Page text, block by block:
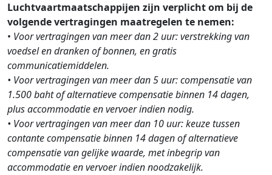
Luchtvaartmaatschappijen zijn verplicht om bij de
volgende vertragingen maatregelen te nemen:
• Voor vertragingen van meer dan 2 uur: verstrekking van
voedsel en dranken of bonnen, en gratis
communicatiemiddelen.
• Voor vertragingen van meer dan 5 uur: compensatie van
1.500 baht of alternatieve compensatie binnen 14 dagen,
plus accommodatie en vervoer indien nodig.
• Voor vertragingen van meer dan 10 uur: keuze tussen
contante compensatie binnen 14 dagen of alternatieve
compensatie van gelijke waarde, met inbegrip van
accommodatie en vervoer indien noodzakelijk.